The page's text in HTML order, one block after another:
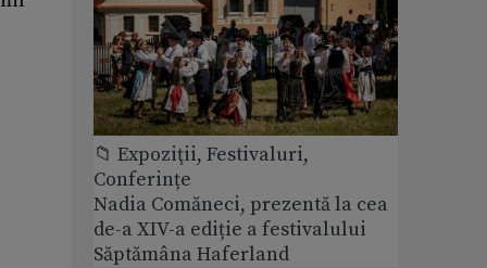
📁 Expoziţii, Festivaluri,
Conferințe
Nadia Comăneci, prezentă la cea
de-a XIV-a ediție a festivalului
Săptămâna Haferland